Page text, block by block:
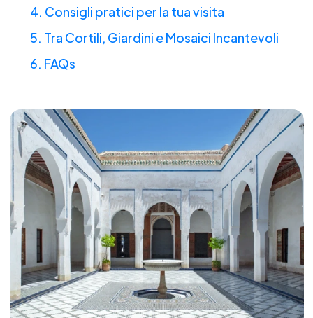
4. Consigli pratici per la tua visita
5. Tra Cortili, Giardini e Mosaici Incantevoli
6. FAQs